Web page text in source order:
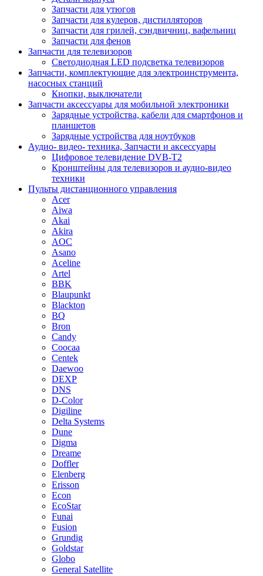
Запчасти для утюгов
Запчасти для кулеров, дистилляторов
Запчасти для грилей, сэндвичниц, вафельниц
Запчасти для фенов
Запчасти для телевизоров
Светодиодная LED подсветка телевизоров
Запчасти, комплектующие для электроинструмента,
насосных станций
Кнопки, выключатели
Запчасти аксессуары для мобильной электроники
Зарядные устройства, кабели для смартфонов и
планшетов
Зарядные устройства для ноутбуков
Аудио- видео- техника, Запчасти и аксессуары
Цифровое телевидение DVB-T2
Кронштейны для телевизоров и аудио-видео
техники
Пульты дистанционного управления
Acer
Aiwa
Akai
Akira
AOC
Asano
Aceline
Artel
BBK
Blaupunkt
Blackton
BQ
Bron
Candy
Coocaa
Centek
Daewoo
DEXP
DNS
D-Color
Digiline
Delta Systems
Dune
Digma
Dreame
Doffler
Elenberg
Erisson
Econ
EcoStar
Funai
Fusion
Grundig
Goldstar
Globo
General Satellite